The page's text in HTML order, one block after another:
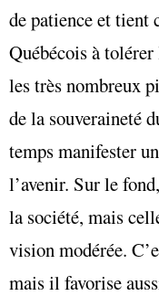
de patience et tient
Québécois à
les très nombreux
de la souveraineté
temps manifester
l’avenir. Sur le
la société, mais
vision modérée.
mais il favorise